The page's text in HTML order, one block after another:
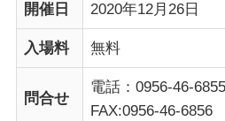
開催日 2020年12月26日
入場料 無料
問合せ
電話：0956-46-6855
FAX:0956-46-6856